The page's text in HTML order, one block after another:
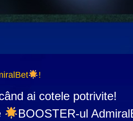
!
ai cotele potrivite!
BOOSTER-ul